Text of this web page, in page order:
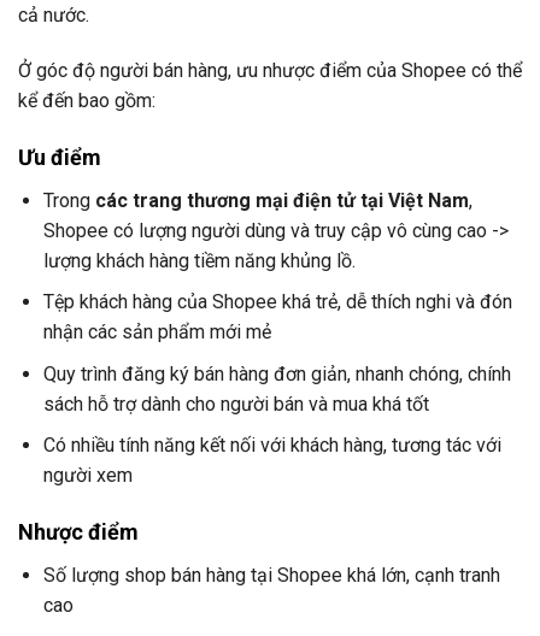
cả nước.
Ở góc độ người bán hàng, ưu nhược điểm của Shopee có thể
kể đến bao gồm:
Ưu điểm
Trong các trang thương mại điện tử tại Việt Nam,
Shopee có lượng người dùng và truy cập vô cùng cao ->
lượng khách hàng tiềm năng khủng lồ.
Tệp khách hàng của Shopee khá trẻ, dễ thích nghi và đón
nhận các sản phẩm mới mẻ
Quy trình đăng ký bán hàng đơn giản, nhanh chóng, chính
sách hỗ trợ dành cho người bán và mua khá tốt
Có nhiều tính năng kết nối với khách hàng, tương tác với
người xem
Nhược điểm
Số lượng shop bán hàng tại Shopee khá lớn, cạnh tranh
cao